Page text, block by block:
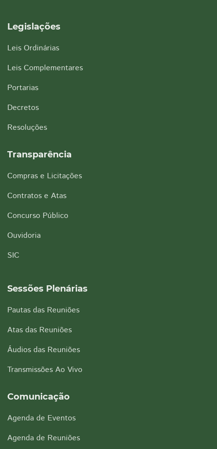
Legislações
Leis Ordinárias
Leis Complementares
Portarias
Decretos
Resoluções
Transparência
Compras e Licitações
Contratos e Atas
Concurso Público
Ouvidoria
SIC
Sessões Plenárias
Pautas das Reuniões
Atas das Reuniões
Áudios das Reuniões
Transmissões Ao Vivo
Comunicação
Agenda de Eventos
Agenda de Reuniões